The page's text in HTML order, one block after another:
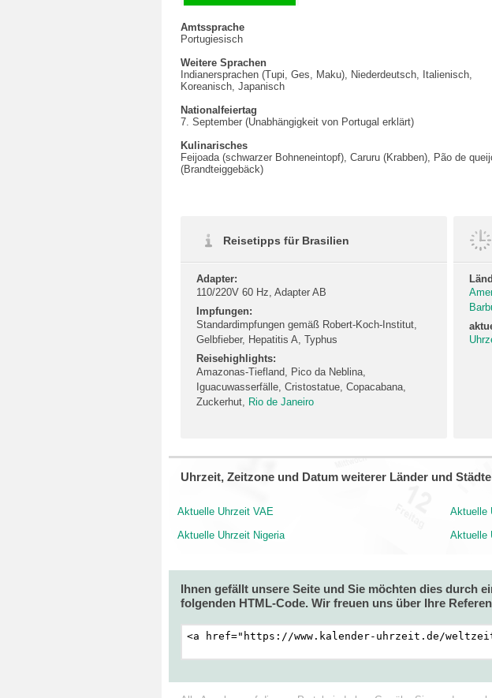
Amtssprache
Portugiesisch
Weitere Sprachen
Indianersprachen (Tupi, Ges, Maku), Niederdeutsch, Italienisch,
Koreanisch, Japanisch
Nationalfeiertag
7. September (Unabhängigkeit von Portugal erklärt)
Kulinarisches
Feijoada (schwarzer Bohneneintopf), Caruru (Krabben), Pão de
(Brandteiggebäck)
Reisetipps für Brasilien
Adapter:
110/220V 60 Hz, Adapter AB
Impfungen:
Standardimpfungen gemäß Robert-Koch-Institut,
Gelbfieber, Hepatitis A, Typhus
Reisehighlights:
Amazonas-Tiefland, Pico da Neblina,
Iguacuwasserfälle, Cristostatue, Copacabana,
Zuckerhut, Rio de Janeiro
Uhrzeit, Zeitzone und Datum weiterer Länder und
Aktuelle Uhrzeit VAE
Aktuelle Uhrzeit Nigeria
Aktuelle
Aktuelle
Ihnen gefällt unsere Seite und Sie möchten dies durch
folgenden HTML-Code. Wir freuen uns über Ihre